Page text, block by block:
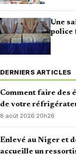
Une
police
DERNIERS ARTICLES
Comment faire des
de votre
8 août 2026·20h26
Enlevé au Niger et
accueille un